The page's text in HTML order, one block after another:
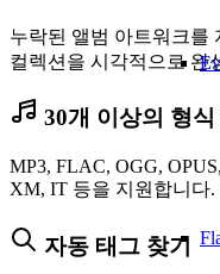
누락된 앨범 아트워크를
컬렉션을 시각적으로 완
30개 이상의 형
MP3, FLAC, OGG,
XM, IT 등을 지원합니다.
자동 태그 찾기